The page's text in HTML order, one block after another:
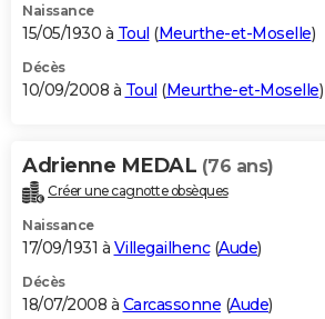
Naissance
15/05/1930 à Toul (Meurthe-et-Moselle)
Décès
10/09/2008 à Toul (Meurthe-et-Moselle)
Adrienne MEDAL (76 ans)
Créer une cagnotte obsèques
Naissance
17/09/1931 à Villegailhenc(Aude)
Décès
18/07/2008 à Carcassonne (Aude)